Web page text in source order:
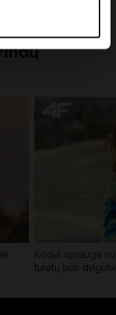
mūsų
socialinius tinklus).
politikoje ir
Kodėl apsauga
turėtų būti